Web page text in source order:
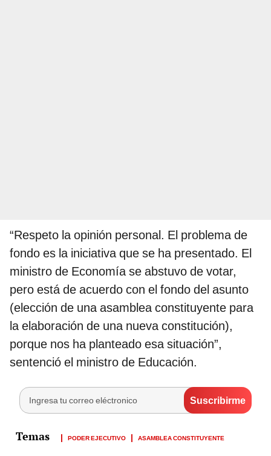
“Respeto la opinión personal. El problema de
fondo es la iniciativa que se ha presentado. El
ministro de Economía se abstuvo de votar,
pero está de acuerdo con el fondo del asunto
(elección de una asamblea constituyente para
la elaboración de una nueva constitución),
porque nos ha planteado esa situación”,
sentenció el ministro de Educación.
PODER EJECUTIVO ASAMBLEA CONSTITUYENTE